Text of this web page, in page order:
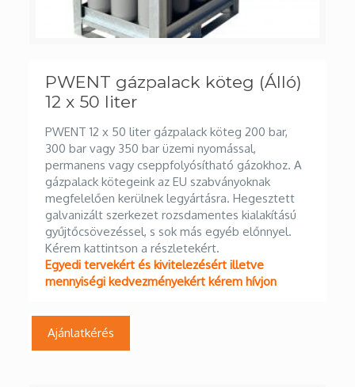
PWENT gázpalack köteg (Álló)
PWENT 12 x 50 liter gázpalack köteg 200 bar,
300 bar vagy 350 bar üzemi nyomással,
permanens vagy cseppfolyósítható gázokhoz. A
gázpalack kötegeink az EU szabványoknak
megfelelően kerülnek legyártásra. Hegesztett
galvanizált szerkezet rozsdamentes kialakítású
gyűjtőcsövezéssel, s sok más egyéb előnnyel.
Kérem kattintson a részletekért.
Egyedi tervekért és kivitelezésért illetve
mennyiségi kedvezményekért kérem hívjon
Ajánlatkérés